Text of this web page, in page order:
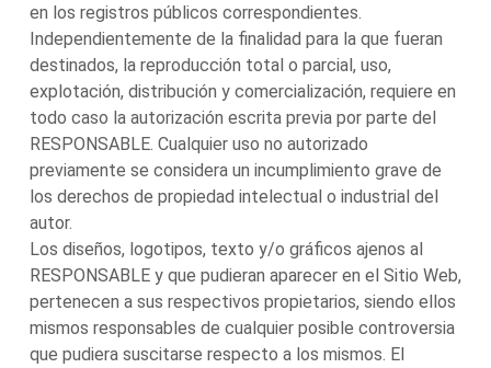
en los registros públicos correspondientes.
Independientemente de la finalidad para la que fueran
destinados, la reproducción total o parcial, uso,
explotación, distribución y comercialización, requiere en
todo caso la autorización escrita previa por parte del
RESPONSABLE. Cualquier uso no autorizado
previamente se considera un incumplimiento grave de
los derechos de propiedad intelectual o industrial del
autor.
Los diseños, logotipos, texto y/o gráficos ajenos al
RESPONSABLE y que pudieran aparecer en el Sitio Web,
pertenecen a sus respectivos propietarios, siendo ellos
mismos responsables de cualquier posible controversia
que pudiera suscitarse respecto a los mismos. El